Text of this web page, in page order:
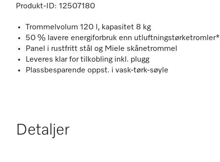
Produkt-ID: 12507180
Trommelvolum 120 l, kapasitet 8 kg
50 % lavere energiforbruk enn utluftningstørketromler*
Panel i rustfritt stål og Miele skånetrommel
Leveres klar for tilkobling inkl. plugg
Plassbesparende oppst. i vask-tørk-søyle
Detaljer